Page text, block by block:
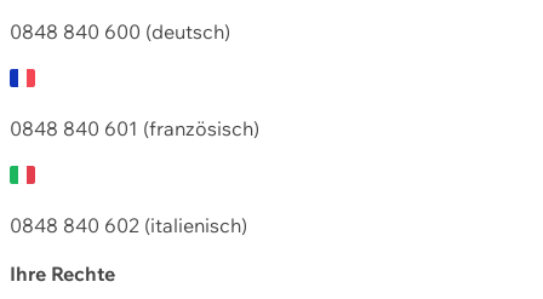
0848 840 600 (deutsch)
0848 840 601 (französisch)
0848 840 602 (italienisch)
Ihre Rechte